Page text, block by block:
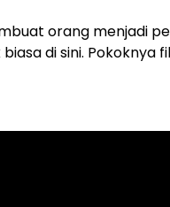
orang menjadi
di sini. Pokoknya